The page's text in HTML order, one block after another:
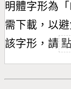
明體字形為「
需下載，以
該字形，請